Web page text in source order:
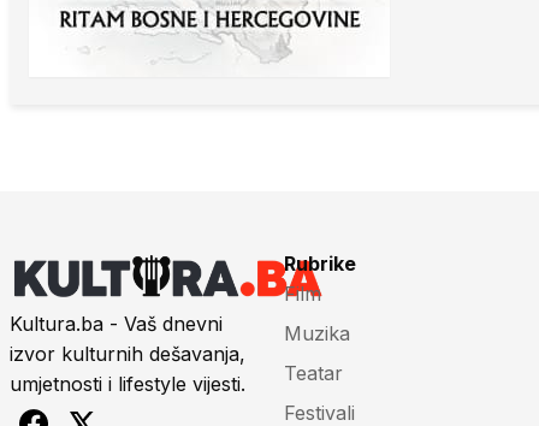
Kultura.ba - Vaš dnevni
izvor kulturnih dešavanja,
umjetnosti i lifestyle vijesti.
Rubrike
Film
Muzika
Teatar
Festivali